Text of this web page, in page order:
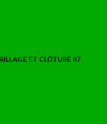
ET CLÔTURE 87